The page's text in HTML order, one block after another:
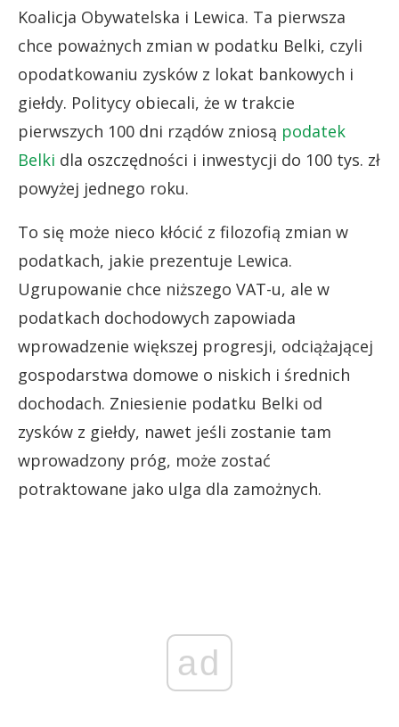
Koalicja Obywatelska i Lewica. Ta pierwsza
chce poważnych zmian w podatku Belki, czyli
opodatkowaniu zysków z lokat bankowych i
giełdy. Politycy obiecali, że w trakcie
pierwszych 100 dni rządów zniosą podatek
Belki dla oszczędności i inwestycji do 100 tys. zł
powyżej jednego roku.
To się może nieco kłócić z filozofią zmian w
podatkach, jakie prezentuje Lewica.
Ugrupowanie chce niższego VAT-u, ale w
podatkach dochodowych zapowiada
wprowadzenie większej progresji, odciążającej
gospodarstwa domowe o niskich i średnich
dochodach. Zniesienie podatku Belki od
zysków z giełdy, nawet jeśli zostanie tam
wprowadzony próg, może zostać
potraktowane jako ulga dla zamożnych.
ad